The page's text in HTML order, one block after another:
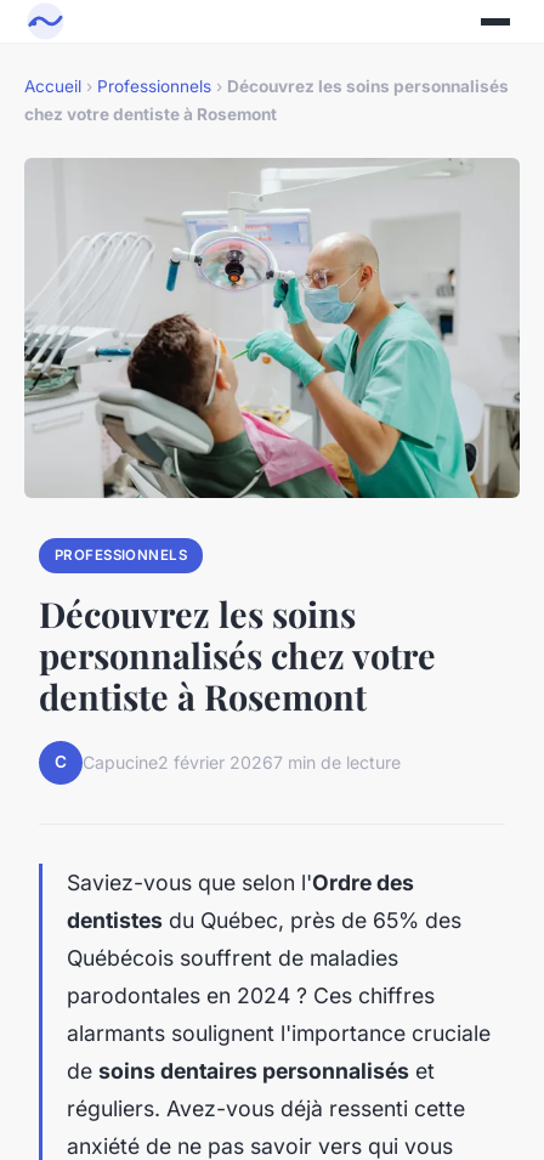
Accueil › Professionnels › Découvrez les soins personnalisés
chez votre dentiste à Rosemont
PROFESSIONNELS
Découvrez les soins
personnalisés chez votre
dentiste à Rosemont
C Capucine2 février 20267 min de lecture
Saviez-vous que selon l'Ordre des
dentistes du Québec, près de 65% des
Québécois souffrent de maladies
parodontales en 2024 ? Ces chiffres
alarmants soulignent l'importance cruciale
de soins dentaires personnalisés et
réguliers. Avez-vous déjà ressenti cette
anxiété de ne pas savoir vers qui vous